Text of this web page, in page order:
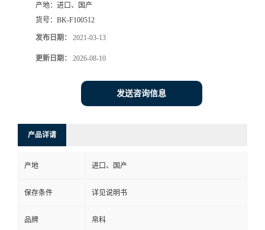
产地： 进口、国产
货号： BK-F100512
发布日期： 2021-03-13
更新日期： 2026-08-10
发送咨询信息
产品详请
产地 进口、国产
保存条件 详见说明书
品牌 帛科